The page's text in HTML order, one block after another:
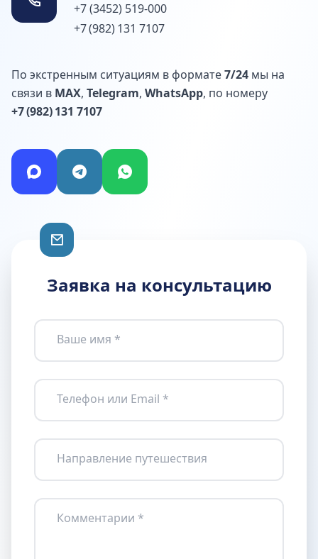
+7 (3452) 519-000
+7 (982) 131 7107
По экстренным ситуациям в формате7/24 мы на
связи в MAX, Telegram, WhatsApp, по номеру
+7 (982) 131 7107
Заявка на консультацию
Ваше имя *
Телефон или Email *
Направление путешествия
Комментарии *